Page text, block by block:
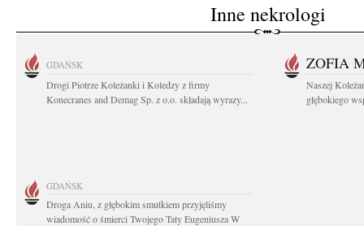
Inne nekrologi
GDAŃSK
Drogi Piotrze Koleżanki i Koledzy z firmy
Konecranes and Demag Sp. z o.o. składają wyrazy...
ZOFIA
Naszej
głębokiego
GDAŃSK
Droga Aniu, z głębokim smutkiem przyjęliśmy
wiadomość o śmierci Twojego Taty Eugeniusza W